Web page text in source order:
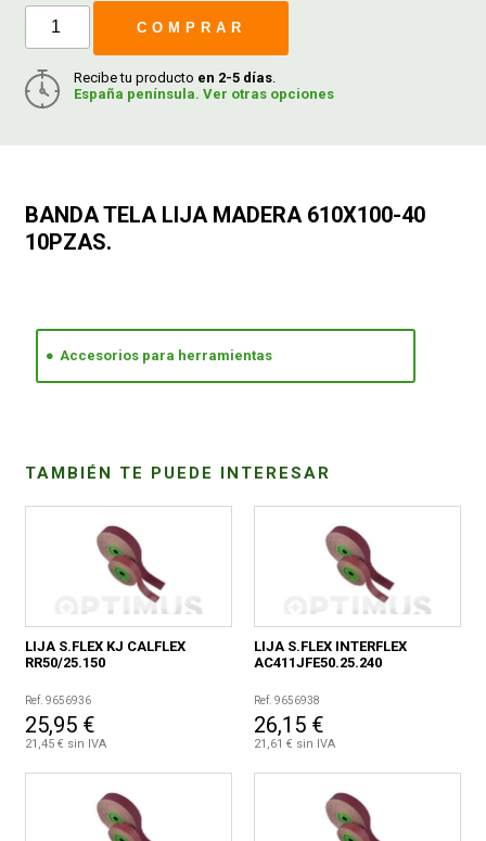
COMPRAR
Recibe tu producto en 2-5 días.
España península. Ver otras opciones
BANDA TELA LIJA MADERA 610X100-40
10PZAS.
Accesorios para herramientas
TAMBIÉN TE PUEDE INTERESAR
LIJA S.FLEX KJ CALFLEX
RR50/25.150
Ref. 9656936
25,95 €
21,45 € sin IVA
LIJA S.FLEX INTERFLEX
AC411JFE50.25.240
Ref. 9656938
26,15 €
21,61 € sin IVA
CATÁLOGOS
GUÍAS
ENVÍOS
DEVOLUCIONES
CONDICIONES